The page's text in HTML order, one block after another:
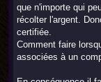
que n'importe qui
récolter l'argent.
certifiée.
Comment faire
associées à un